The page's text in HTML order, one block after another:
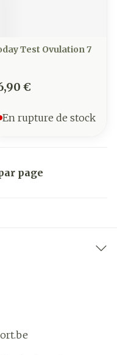
Test Ovulation 7
€
En rupture de stock
page